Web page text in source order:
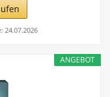
24.07.2026
ANGEBOT